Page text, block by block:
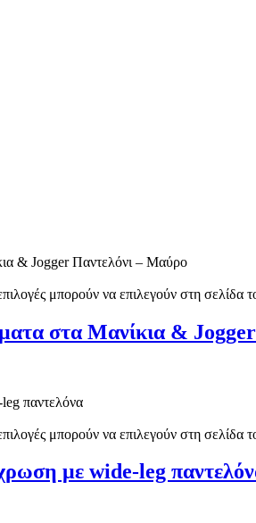
μπορούν να επιλεγούν στη σελίδα
στα Μανίκια &
μπορούν να επιλεγούν στη σελίδα
με wide-leg